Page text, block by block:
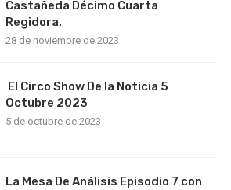
Castañeda Décimo Cuarta
Regidora.
28 de noviembre de 2023
El Circo Show De la Noticia 5
Octubre 2023
5 de octubre de 2023
La Mesa De Análisis Episodio 7 con